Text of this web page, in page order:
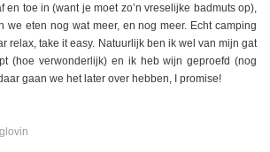
en toe in (want je moet zo’n vreselijke badmuts op),
we eten nog wat meer, en nog meer. Echt camping
relax, take it easy. Natuurlijk ben ik wel van mijn gat
(hoe verwonderlijk) en ik heb wijn geproefd (nog
gaan we het later over hebben, I promise!